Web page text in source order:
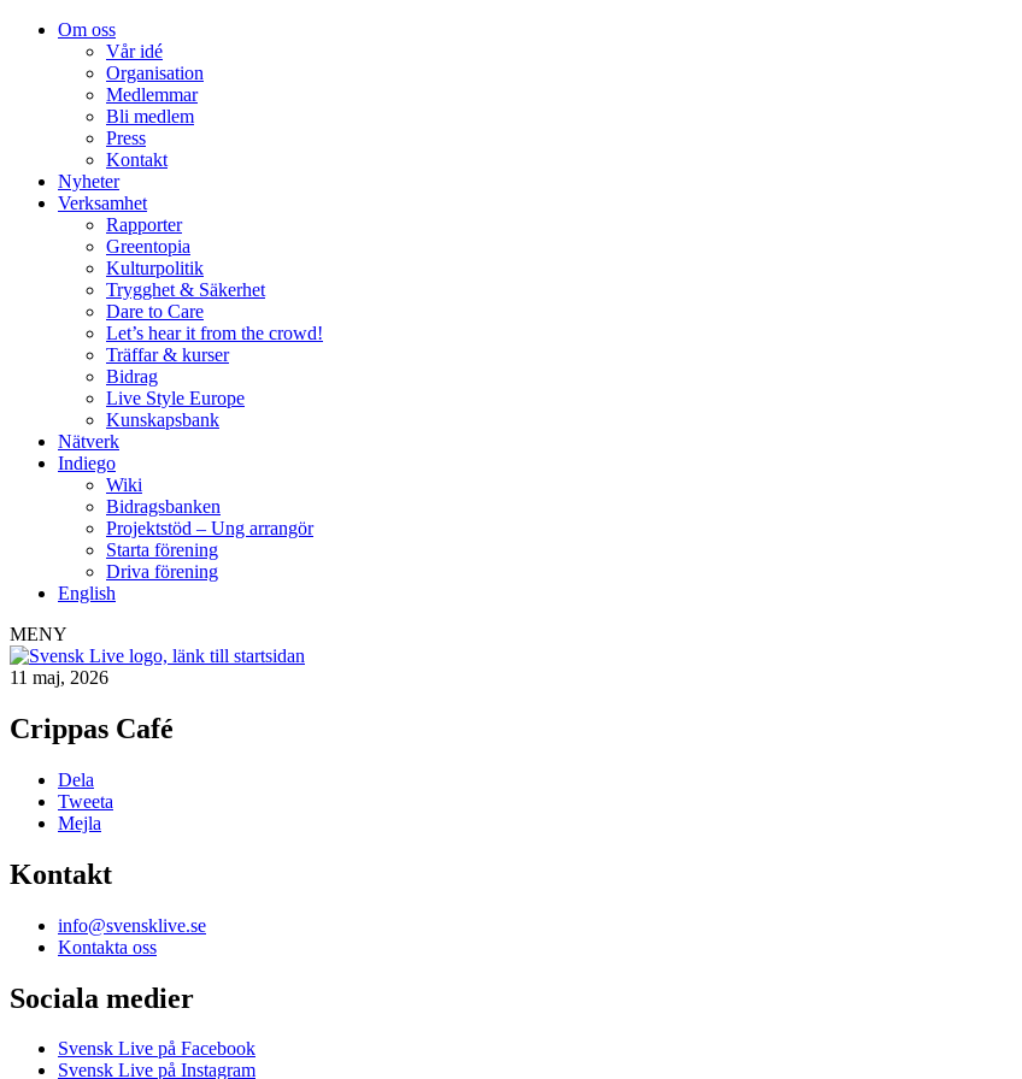
Om oss
Vår idé
Organisation
Medlemmar
Bli medlem
Press
Kontakt
Nyheter
Verksamhet
Rapporter
Greentopia
Kulturpolitik
Trygghet & Säkerhet
Dare to Care
Let’s hear it from the crowd!
Träffar & kurser
Bidrag
Live Style Europe
Kunskapsbank
Nätverk
Indiego
Wiki
Bidragsbanken
Projektstöd – Ung arrangör
Starta förening
Driva förening
English
MENY
11 maj, 2026
Crippas Café
Dela
Tweeta
Mejla
Kontakt
info@svensklive.se
Kontakta oss
Sociala medier
Svensk Live på Facebook
Svensk Live på Instagram